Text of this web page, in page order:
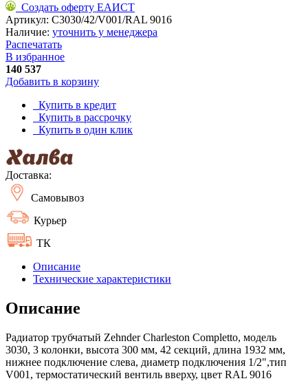
Создать оферту ЕАИСТ
Артикул: C3030/42/V001/RAL 9016
Наличие: уточнить у менеджера
Распечатать
В избранное
140 537
Добавить в корзину
Купить в кредит
Купить в рассрочку
Купить в один клик
Доставка:
Самовывоз
Курьер
ТК
Описание
Технические характеристики
Описание
Радиатор трубчатый Zehnder Charleston Completto, модель
3030, 3 колонки, высота 300 мм, 42 секций, длина 1932 мм,
нижнее подключение слева, диаметр подключения 1/2",тип
V001, термостатический вентиль вверху, цвет RAL 9016